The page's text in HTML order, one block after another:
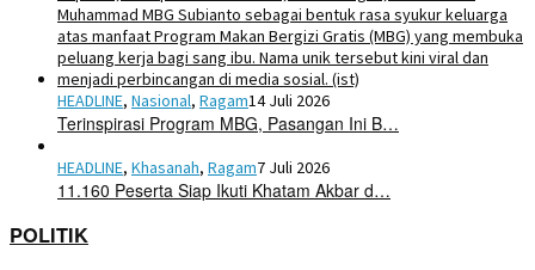
HEADLINE, Nasional, Ragam14 Juli 2026
Terinspirasi Program MBG, Pasangan Ini B…
HEADLINE, Khasanah, Ragam7 Juli 2026
11.160 Peserta Siap Ikuti Khatam Akbar d…
POLITIK